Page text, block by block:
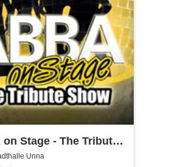
on Stage - The Tribute
Unna